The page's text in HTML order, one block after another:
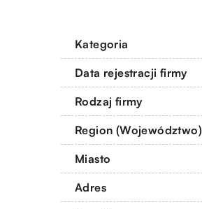
Kategoria
Data rejestracji firmy
Rodzaj firmy
Region (Województwo)
Miasto
Adres